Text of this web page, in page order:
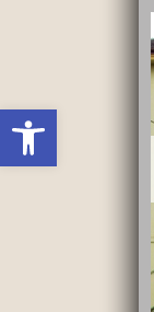
Deschide bara de unelte